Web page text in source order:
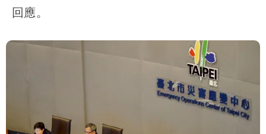
回應。